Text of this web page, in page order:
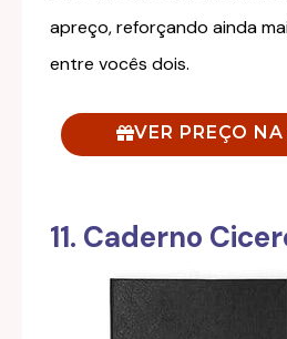
apreço, reforçando ainda
entre vocês dois.
VER PREÇO
11. Caderno